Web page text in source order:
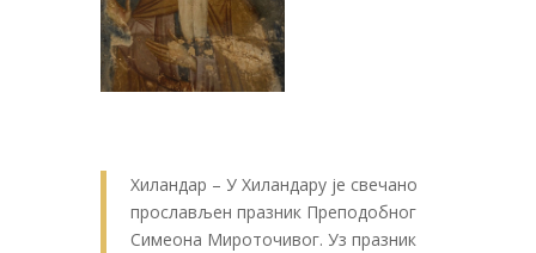
Хиландар – У Хиландару је свечано
прослављен празник Преподобног
Симеона Мироточивог. Уз празник